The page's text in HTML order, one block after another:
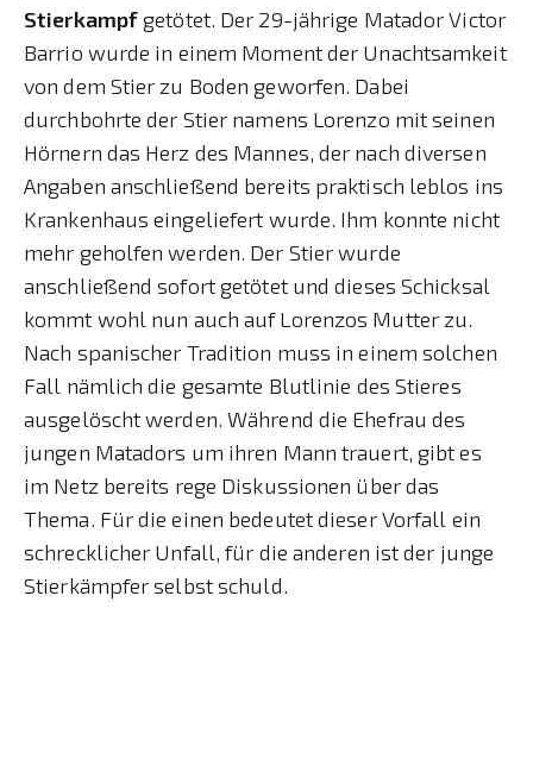
Stierkampfgetötet. Der 29-jährige Matador Victor
Barrio wurde in einem Moment der Unachtsamkeit
von dem Stier zu Boden geworfen. Dabei
durchbohrte der Stier namens Lorenzo mit seinen
Hörnern das Herz des Mannes, der nach diversen
Angaben anschließend bereits praktisch leblos ins
Krankenhaus eingeliefert wurde. Ihm konnte nicht
mehr geholfen werden. Der Stier wurde
anschließend sofort getötet und dieses Schicksal
kommt wohl nun auch auf Lorenzos Mutter zu.
Nach spanischer Tradition muss in einem solchen
Fall nämlich die gesamte Blutlinie des Stieres
ausgelöscht werden. Während die Ehefrau des
jungen Matadors um ihren Mann trauert, gibt es
im Netz bereits rege Diskussionen über das
Thema. Für die einen bedeutet dieser Vorfall ein
schrecklicher Unfall, für die anderen ist der junge
Stierkämpfer selbst schuld.